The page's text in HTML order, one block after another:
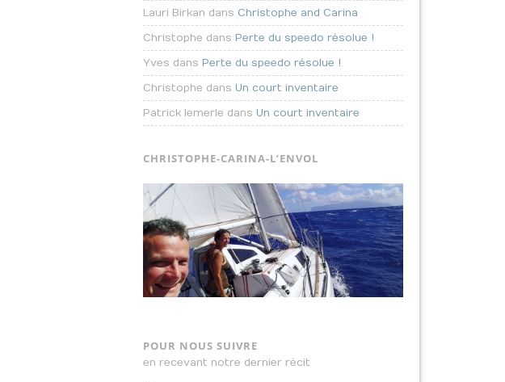
Lauri Birkan dans Christophe and Carina
Christophe dansPerte du speedo résolue !
Yves dansPerte du speedo résolue !
Christophe dansUn court inventaire
Patrick lemerle dansUn court inventaire
CHRISTOPHE-CARINA-L’ENVOL
POUR NOUS SUIVRE
en recevant notre dernier récit